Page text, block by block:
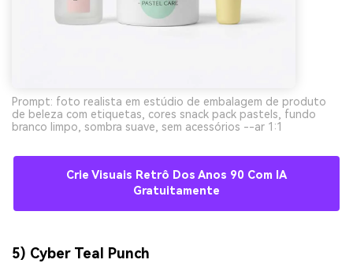
Prompt: foto realista em estúdio de embalagem de produto
de beleza com etiquetas, cores snack pack pastels, fundo
branco limpo, sombra suave, sem acessórios --ar 1:1
Crie Visuais Retrô Dos Anos 90 Com IA
Gratuitamente
5) Cyber Teal Punch